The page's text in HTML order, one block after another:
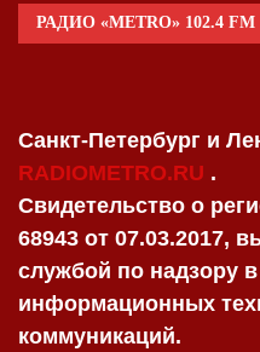
РАДИО «METRO» 102.4 FM
Санкт-Петербург и
RADIOMETRO.RU .
Свидетельство о
68943 от 07.03.2017,
службой по надзору
информационных
коммуникаций.